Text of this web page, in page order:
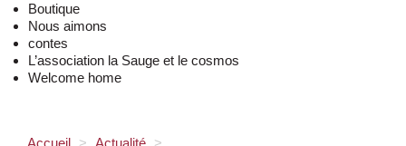
Boutique
Nous aimons
contes
L’association la Sauge et le cosmos
Welcome home
Accueil > Actualité >